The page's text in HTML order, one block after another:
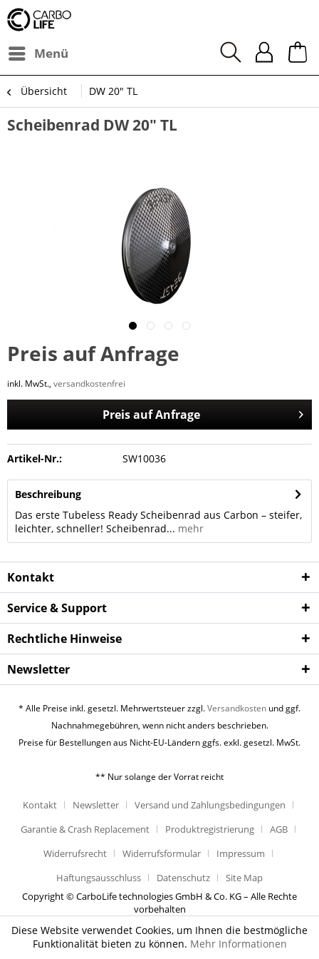
Menü
Übersicht DW 20" TL
Scheibenrad DW 20" TL
Preis auf Anfrage
inkl. MwSt., versandkostenfrei
Preis auf Anfrage
Artikel-Nr.: SW10036
Beschreibung
Das erste Tubeless Ready Scheibenrad aus Carbon – steifer,
leichter, schneller! Scheibenrad... mehr
Kontakt
Service & Support
Rechtliche Hinweise
Newsletter
* Alle Preise inkl. gesetzl. Mehrwertsteuer zzgl.Versandkosten und ggf.
Nachnahmegebühren, wenn nicht anders beschrieben.
Preise für Bestellungen aus Nicht-EU-Ländern ggfs. exkl. gesetzl. MwSt.
** Nur solange der Vorrat reicht
Kontakt Newsletter
Versand und Zahlungsbedingungen
Garantie & Crash Replacement
Produktregistrierung
AGB
Widerrufsrecht
Widerrufsformular
Impressum
Haftungsausschluss
Datenschutz
Site Map
Copyright © CarboLife technologies GmbH & Co. KG – Alle Rechte
vorbehalten
Diese Website verwendet Cookies, um Ihnen die bestmögliche
Funktionalität bieten zu können. Mehr Informationen